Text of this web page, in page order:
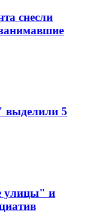
снесли
выделили 5
улицы" и